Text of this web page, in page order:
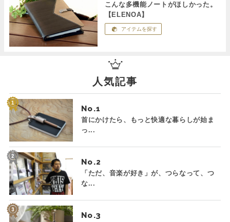
こんな多機能ノートがほしかった。
【ELENOA】
アイテムを探す
人気記事
No.
首にかけたら、もっと快適な暮らしが始ま
っ...
No.
「ただ、音楽が好き」が、つらなって、つ
な...
No.